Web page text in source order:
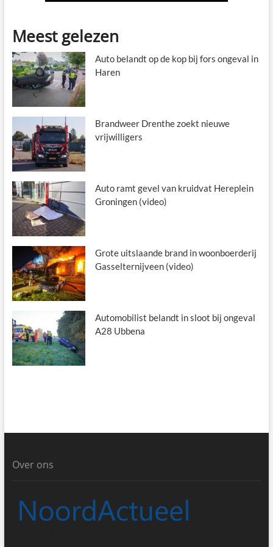
Meest gelezen
Auto belandt op de kop bij fors ongeval in
Haren
Brandweer Drenthe zoekt nieuwe
vrijwilligers
Auto ramt gevel van kruidvat Hereplein
Groningen (video)
Grote uitslaande brand in woonboerderij
Gasselternijveen (video)
Automobilist belandt in sloot bij ongeval
A28 Ubbena
Over ons